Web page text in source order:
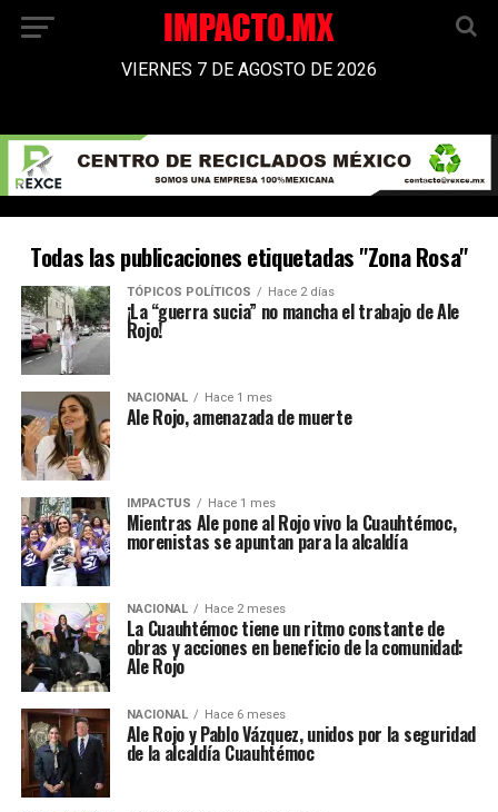
VIERNES 7 DE AGOSTO DE 2026
Todas las publicaciones etiquetadas "Zona Rosa"
TÓPICOS POLÍTICOS Hace 2 días
¡La “guerra sucia” no mancha el trabajo de Ale
Rojo!
NACIONAL Hace 1 mes
Ale Rojo, amenazada de muerte
IMPACTUS Hace 1 mes
Mientras Ale pone al Rojo vivo la Cuauhtémoc,
morenistas se apuntan para la alcaldía
NACIONAL Hace 2 meses
La Cuauhtémoc tiene un ritmo constante de
obras y acciones en beneficio de la comunidad:
Ale Rojo
NACIONAL Hace 6 meses
Ale Rojo y Pablo Vázquez, unidos por la seguridad
de la alcaldía Cuauhtémoc